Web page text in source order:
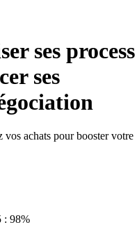
ses process
ses
achats pour booster votre
: 98%